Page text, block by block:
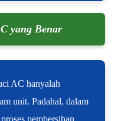
yang Benar
AC hanyalah
unit. Padahal, dalam